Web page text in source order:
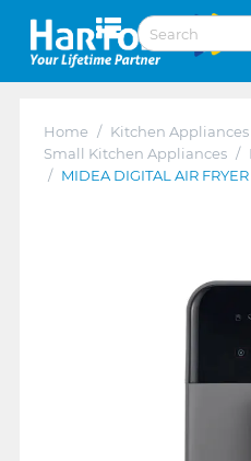
Home / Kitchen Appliances
Small Kitchen Appliances /
/ MIDEA DIGITAL AIR